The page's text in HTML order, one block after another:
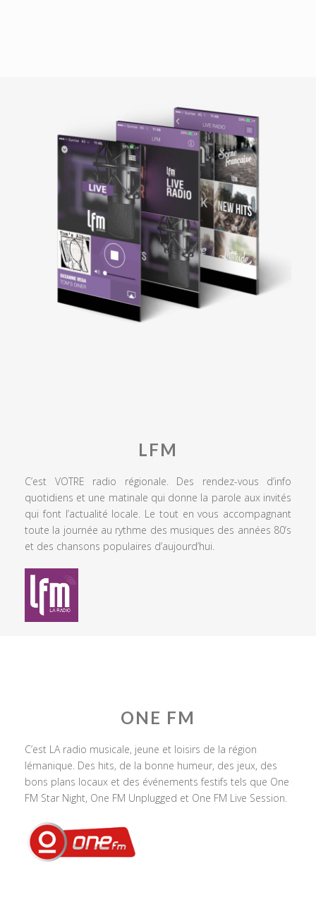
LFM
C’est VOTRE radio régionale. Des rendez-vous d’info
quotidiens et une matinale qui donne la parole aux invités
qui font l’actualité locale. Le tout en vous accompagnant
toute la journée au rythme des musiques des années 80’s
et des chansons populaires d’aujourd’hui.
ONE FM
C’est LA radio musicale, jeune et loisirs de la région
lémanique. Des hits, de la bonne humeur, des jeux, des
bons plans locaux et des événements festifs tels que One
FM Star Night, One FM Unplugged et One FM Live Session.